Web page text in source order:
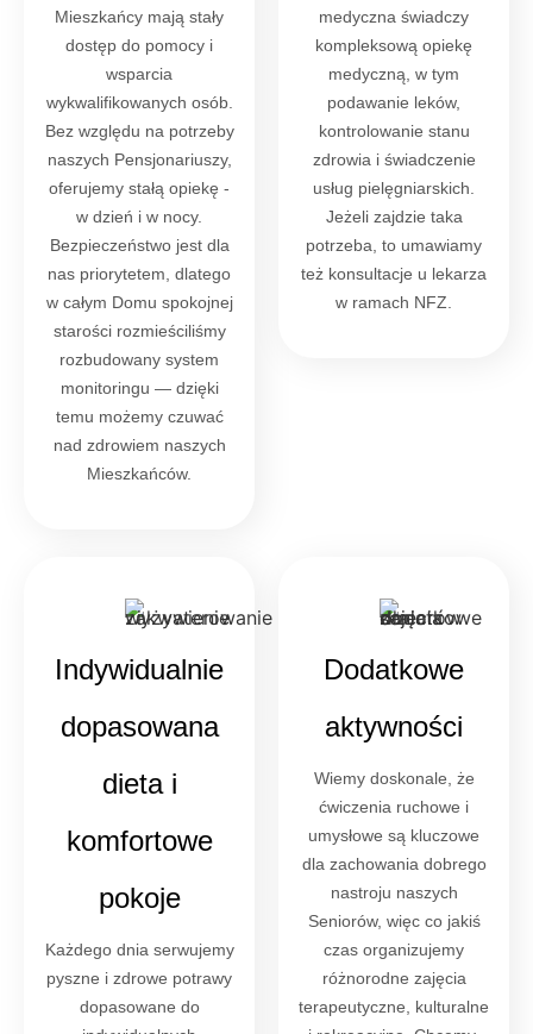
Mieszkańcy mają stały
dostęp do pomocy i
wsparcia
wykwalifikowanych osób.
Bez względu na potrzeby
naszych Pensjonariuszy,
oferujemy stałą opiekę -
w dzień i w nocy.
Bezpieczeństwo jest dla
nas priorytetem, dlatego
w całym Domu spokojnej
starości rozmieściliśmy
rozbudowany system
monitoringu — dzięki
temu możemy czuwać
nad zdrowiem naszych
Mieszkańców.
medyczna świadczy
kompleksową opiekę
medyczną, w tym
podawanie leków,
kontrolowanie stanu
zdrowia i świadczenie
usług pielęgniarskich.
Jeżeli zajdzie taka
potrzeba, to umawiamy
też konsultacje u lekarza
w ramach NFZ.
Indywidualnie
dopasowana
dieta i
komfortowe
pokoje
Każdego dnia serwujemy
pyszne i zdrowe potrawy
dopasowane do
Dodatkowe
aktywności
Wiemy doskonale, że
ćwiczenia ruchowe i
umysłowe są kluczowe
dla zachowania dobrego
nastroju naszych
Seniorów, więc co jakiś
czas organizujemy
różnorodne zajęcia
terapeutyczne, kulturalne